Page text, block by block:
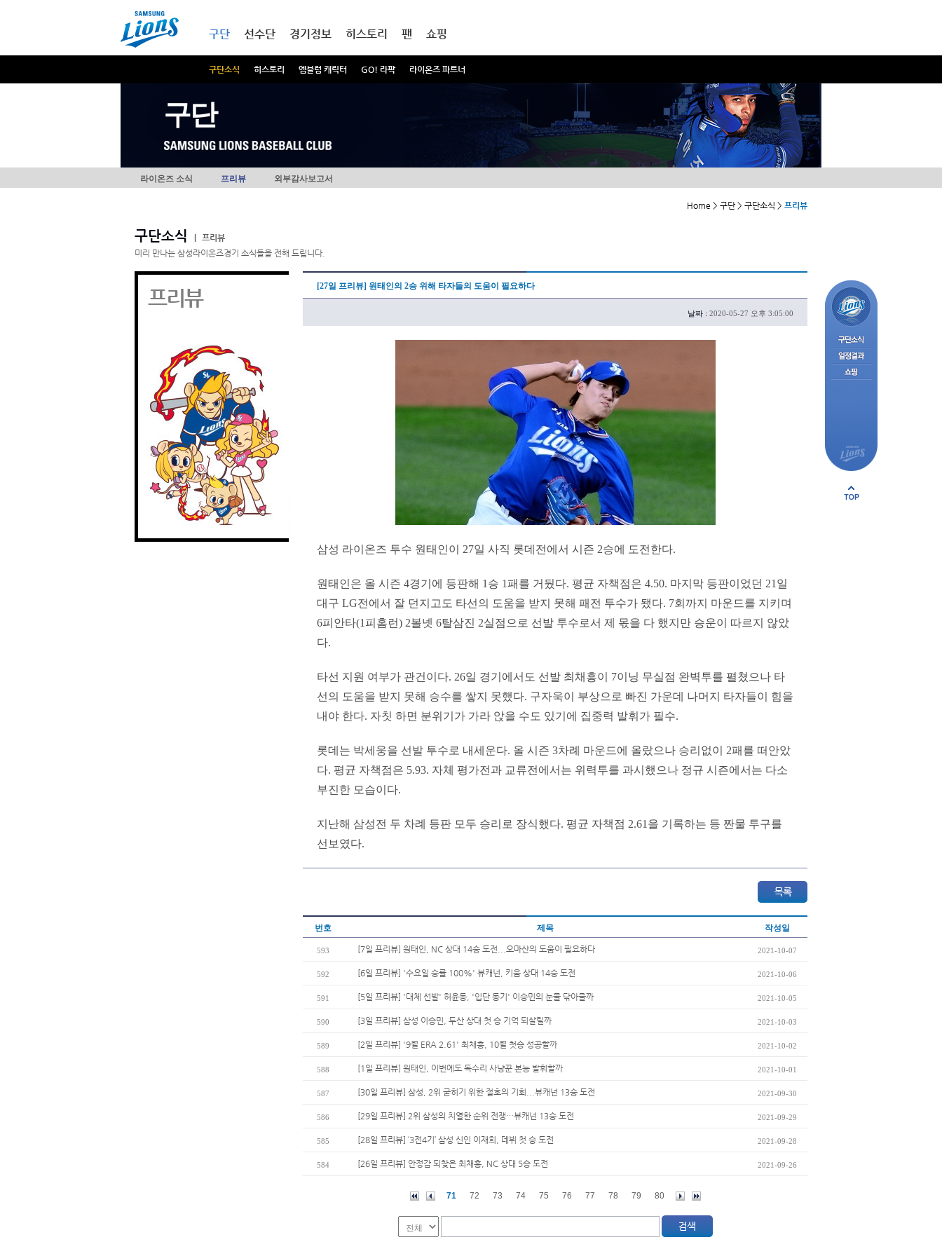
구단
구단소식 히스토리 엠블럼 캐릭터 GO! 라팍 라이온즈 파트너
선수단 경기정보 히스토리 팬 쇼핑
구단
라이온즈 소식 프리뷰 외부감사보고서
Home > 구단 > 구단소식 > 프리뷰
구단소식
프리뷰
미리 만나는 삼성라이온즈경기 소식들을 전해 드립니다.
프리뷰 [27일 프리뷰] 원태인의 2승 위해 타자들의 도움이 필요하다
날짜 : 2020-05-27 오후 3:05:00
삼성 라이온즈 투수 원태인이 27일 사직 롯데전에서 시즌 2승에 도전한다.
원태인은 올 시즌 4경기에 등판해 1승 1패를 거뒀다. 평균 자책점은 4.50. 마지막 등판이었던 21일
대구 LG전에서 잘 던지고도 타선의 도움을 받지 못해 패전 투수가 됐다. 7회까지 마운드를 지키며
6피안타(1피홈런) 2볼넷 6탈삼진 2실점으로 선발 투수로서 제 몫을 다 했지만 승운이 따르지 않았
다.
타선 지원 여부가 관건이다. 26일 경기에서도 선발 최채흥이 7이닝 무실점 완벽투를 펼쳤으나 타
선의 도움을 받지 못해 승수를 쌓지 못했다. 구자욱이 부상으로 빠진 가운데 나머지 타자들이 힘을
내야 한다. 자칫 하면 분위기가 가라 앉을 수도 있기에 집중력 발휘가 필수.
롯데는 박세웅을 선발 투수로 내세운다. 올 시즌 3차례 마운드에 올랐으나 승리없이 2패를 떠안았
다. 평균 자책점은 5.93. 자체 평가전과 교류전에서는 위력투를 과시했으나 정규 시즌에서는 다소
부진한 모습이다.
지난해 삼성전 두 차례 등판 모두 승리로 장식했다. 평균 자책점 2.61을 기록하는 등 짠물 투구를
선보였다.
번호 제목 작성일
593 [7일 프리뷰] 원태인, NC 상대 14승 도전...오마산의 도움이 필요하다 2021-10-07
592 [6일 프리뷰] '수요일 승률 100%' 뷰캐넌, 키움 상대 14승 도전 2021-10-06
591 [5일 프리뷰] '대체 선발' 허윤동, '입단 동기' 이승민의 눈물 닦아줄까 2021-10-05
590 [3일 프리뷰] 삼성 이승민, 두산 상대 첫 승 기억 되살릴까 2021-10-03
589 [2일 프리뷰] '9월 ERA 2.61' 최채흥, 10월 첫승 성공할까 2021-10-02
588 [1일 프리뷰] 원태인, 이번에도 독수리 사냥꾼 본능 발휘할까 2021-10-01
587 [30일 프리뷰] 삼성, 2위 굳히기 위한 절호의 기회...뷰캐넌 13승 도전 2021-09-30
586 [29일 프리뷰] 2위 삼성의 치열한 순위 전쟁…뷰캐넌 13승 도전 2021-09-29
585 [28일 프리뷰] ‘3전4기’ 삼성 신인 이재희, 데뷔 첫 승 도전 2021-09-28
584 [26일 프리뷰] 안정감 되찾은 최채흥, NC 상대 5승 도전 2021-09-26
71 72 73 74 75 76 77 78 79 80